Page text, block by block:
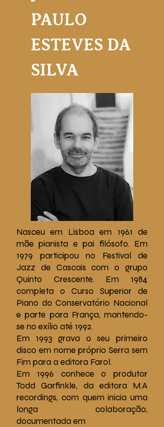
PAULO
ESTEVES DA
SILVA
Nasceu em Lisboa em 1961 de
mãe pianista e pai filósofo. Em
1979 participou no Festival de
Jazz de Cascais com o grupo
Quinto Crescente. Em 1984
completa o Curso Superior de
Piano do Conservatório Nacional
e parte para França, mantendo-
se no exílio até 1992.
Em 1993 grava o seu primeiro
disco em nome próprio Serra sem
Fim para a editora Farol.
Em 1996 conhece o produtor
Todd Garfinkle, da editora M.A
recordings, com quem inicia uma
longa colaboração,
documentada em